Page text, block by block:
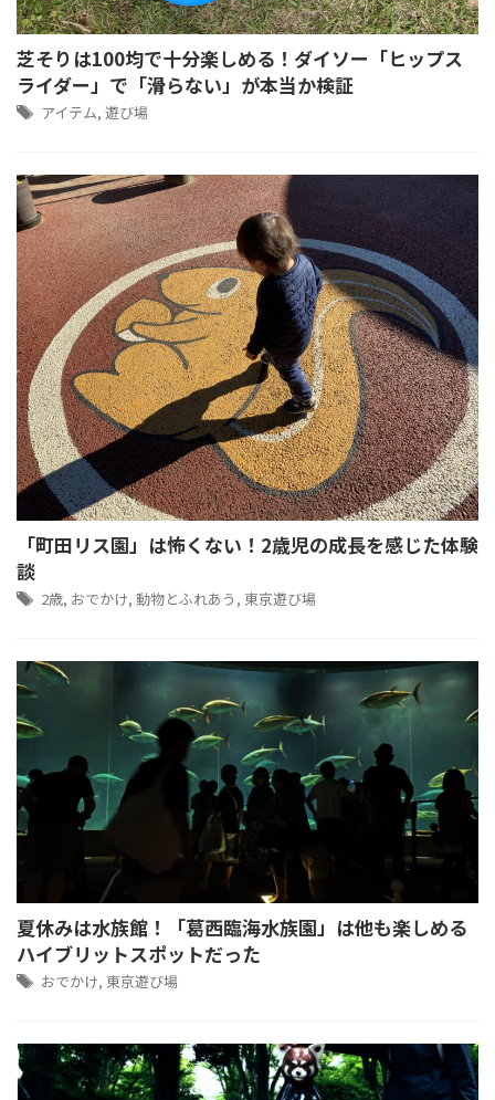
芝そりは100均で十分楽しめる！ダイソー「ヒップス
ライダー」で「滑らない」が本当か検証
アイテム, 遊び場
「町田リス園」は怖くない！2歳児の成長を感じた体験
談
2歳, おでかけ, 動物とふれあう , 東京遊び場
夏休みは水族館！「葛西臨海水族園」は他も楽しめる
ハイブリットスポットだった
おでかけ, 東京遊び場